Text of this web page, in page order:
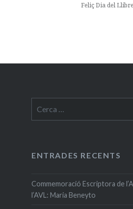
Feliç Dia del
ENTRADES RECENTS
Commemoració Escriptora de
l’AVL: Maria Beneyto